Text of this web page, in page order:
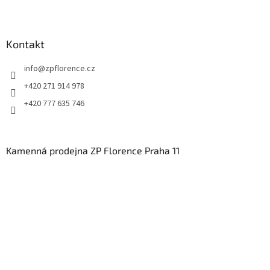
Kontakt
info@zpflorence.cz
+420 271 914 978
+420 777 635 746
Kamenná prodejna ZP Florence Praha 11